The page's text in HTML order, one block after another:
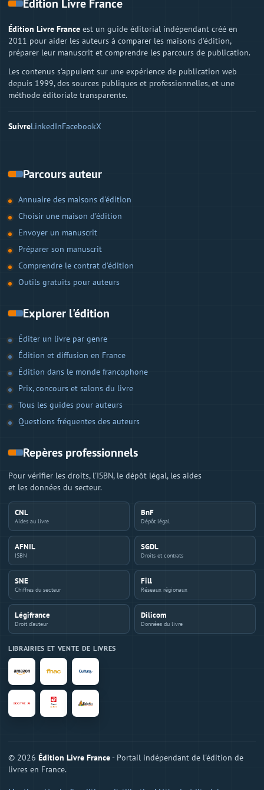
Édition Livre France
Édition Livre France est un guide éditorial indépendant créé en
2011 pour aider les auteurs à comparer les maisons d'édition,
préparer leur manuscrit et comprendre les parcours de publication.
Les contenus s'appuient sur une expérience de publication web
depuis 1999, des sources publiques et professionnelles, et une
méthode éditoriale transparente.
SuivreLinkedInFacebookX
Parcours auteur
Annuaire des maisons d'édition
Choisir une maison d'édition
Envoyer un manuscrit
Préparer son manuscrit
Comprendre le contrat d'édition
Outils gratuits pour auteurs
Explorer l'édition
Éditer un livre par genre
Édition et diffusion en France
Édition dans le monde francophone
Prix, concours et salons du livre
Tous les guides pour auteurs
Questions fréquentes des auteurs
Repères professionnels
Pour vérifier les droits, l'ISBN, le dépôt légal, les aides
et les données du secteur.
CNL
Aides au livre
BnF
Dépôt légal
AFNIL
ISBN
SGDL
Droits et contrats
SNE
Chiffres du secteur
Fill
Réseaux régionaux
Légifrance
Droit d'auteur
Dilicom
Données du livre
LIBRAIRIES ET VENTE DE LIVRES
© 2026 Édition Livre France- Portail indépendant de l'édition de
livres en France.